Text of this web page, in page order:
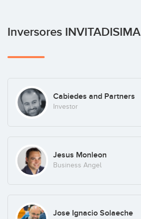
Inversores INVITADISIMA
Cabiedes and Partners
Investor
Jesus Monleon
Business Angel
Jose Ignacio Solaeche